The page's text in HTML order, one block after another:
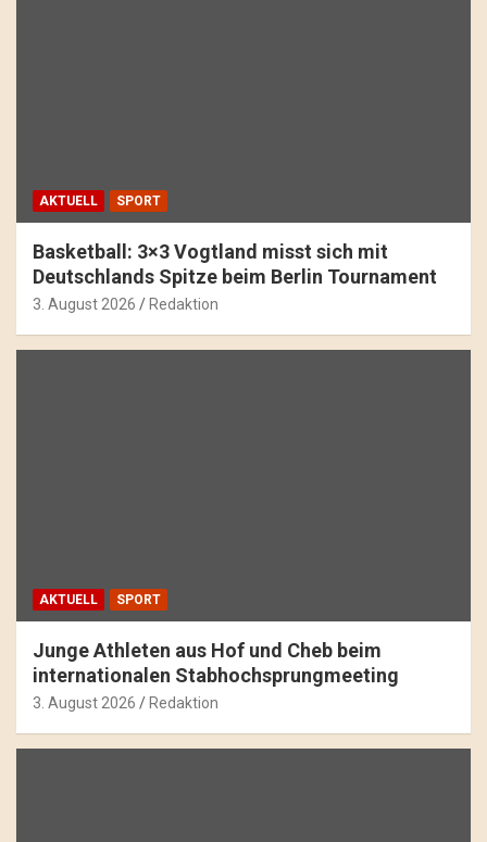
AKTUELL SPORT
Basketball: 3×3 Vogtland misst sich mit
Deutschlands Spitze beim Berlin Tournament
3. August 2026 Redaktion
AKTUELL SPORT
Junge Athleten aus Hof und Cheb beim
internationalen Stabhochsprungmeeting
3. August 2026 Redaktion